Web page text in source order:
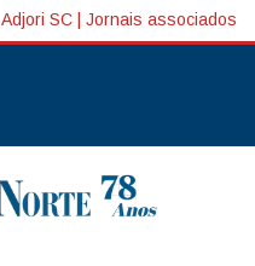
Adjori SC Jornais associados